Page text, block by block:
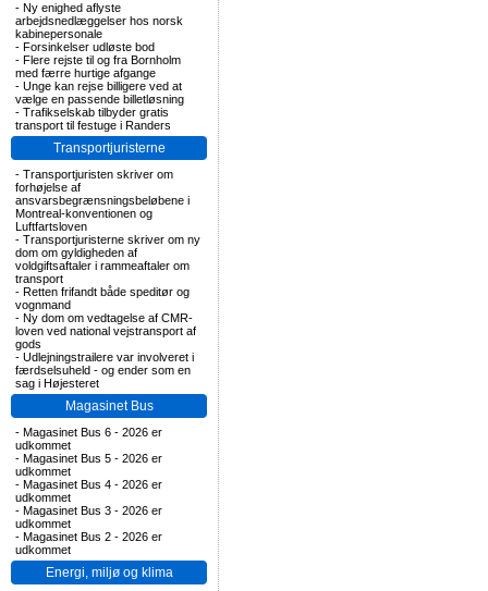
- Ny enighed aflyste
arbejdsnedlæggelser hos norsk
kabinepersonale
- Forsinkelser udløste bod
- Flere rejste til og fra Bornholm
med færre hurtige afgange
- Unge kan rejse billigere ved at
vælge en passende billetløsning
- Trafikselskab tilbyder gratis
transport til festuge i Randers
Transportjuristerne
- Transportjuristen skriver om
forhøjelse af
ansvarsbegrænsningsbeløbene i
Montreal-konventionen og
Luftfartsloven
- Transportjuristerne skriver om ny
dom om gyldigheden af
voldgiftsaftaler i rammeaftaler om
transport
- Retten frifandt både speditør og
vognmand
- Ny dom om vedtagelse af CMR-
loven ved national vejstransport af
gods
- Udlejningstrailere var involveret i
færdselsuheld - og ender som en
sag i Højesteret
Magasinet Bus
- Magasinet Bus 6 - 2026 er
udkommet
- Magasinet Bus 5 - 2026 er
udkommet
- Magasinet Bus 4 - 2026 er
udkommet
- Magasinet Bus 3 - 2026 er
udkommet
- Magasinet Bus 2 - 2026 er
udkommet
Energi, miljø og klima